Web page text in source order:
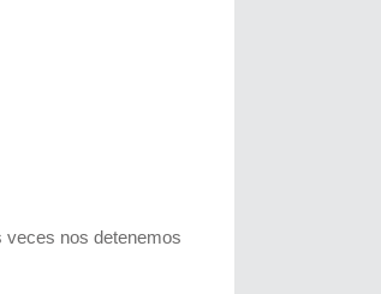
veces nos detenemos